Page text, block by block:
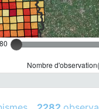
Nombre